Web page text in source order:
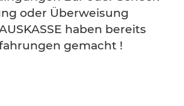
oder Überweisung
haben bereits
gemacht !